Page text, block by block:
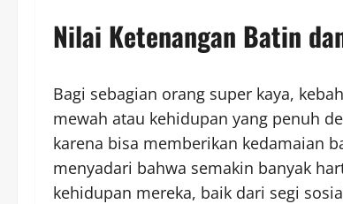
Nilai Ketenangan Batin
Bagi sebagian orang super kaya,
mewah atau kehidupan yang penuh
karena bisa memberikan kedamaian
menyadari bahwa semakin banyak
kehidupan mereka, baik dari segi